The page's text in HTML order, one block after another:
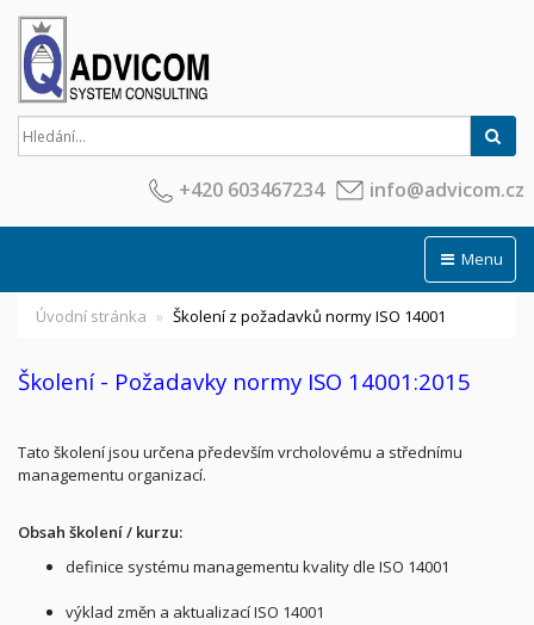
+420 603467234 info@advicom.cz
Menu
Úvodní stránka Školení z požadavků normy ISO 14001
Školení - Požadavky normy ISO 14001:2015
Tato školení jsou určena především vrcholovému a střednímu
managementu organizací.
Obsah školení / kurzu:
definice systému managementu kvality dle ISO 14001
výklad změn a aktualizací ISO 14001